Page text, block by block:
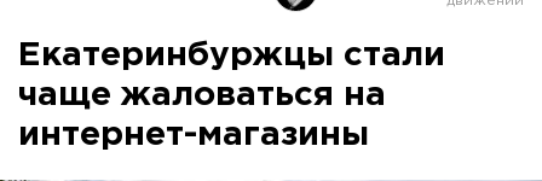
Екатеринбуржцы стали
чаще жаловаться на
интернет-магазины